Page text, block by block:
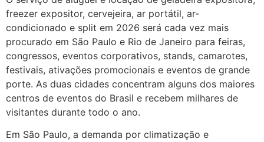
freezer expositor, cervejeira, ar portátil, ar-
condicionado e split em 2026 será cada vez mais
procurado em São Paulo e Rio de Janeiro para feiras,
congressos, eventos corporativos, stands, camarotes,
festivais, ativações promocionais e eventos de grande
porte. As duas cidades concentram alguns dos maiores
centros de eventos do Brasil e recebem milhares de
visitantes durante todo o ano.
Em São Paulo, a demanda por climatização e